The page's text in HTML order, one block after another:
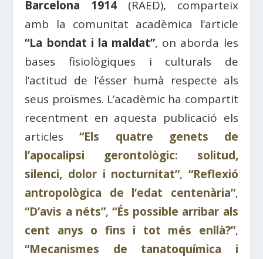
Barcelona 1914 (RAED), comparteix
amb la comunitat acadèmica l’article
“La bondat i la maldat”, on aborda les
bases fisiològiques i culturals de
l’actitud de l’ésser humà respecte als
seus proïsmes. L’acadèmic ha compartit
recentment en aquesta publicació els
articles“Els quatre genets de
l’apocalipsi gerontològic: solitud,
silenci, dolor i nocturnitat”, “Reflexió
antropològica de l’edat centenària”,
“D’avis a néts”,“És possible arribar als
cent anys o fins i tot més enllà?”,
“Mecanismes de tanatoquímica i